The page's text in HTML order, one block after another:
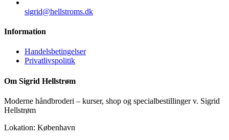
sigrid@hellstroms.dk
Information
Handelsbetingelser
Privatlivspolitik
Om Sigrid Hellstrøm
Moderne håndbroderi – kurser, shop og specialbestillinger v. Sigrid
Hellstrøm
Lokation: København